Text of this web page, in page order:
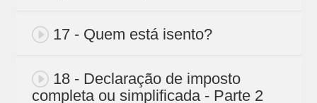
17 - Quem está isento?
18 - Declaração de imposto
completa ou simplificada - Parte 2